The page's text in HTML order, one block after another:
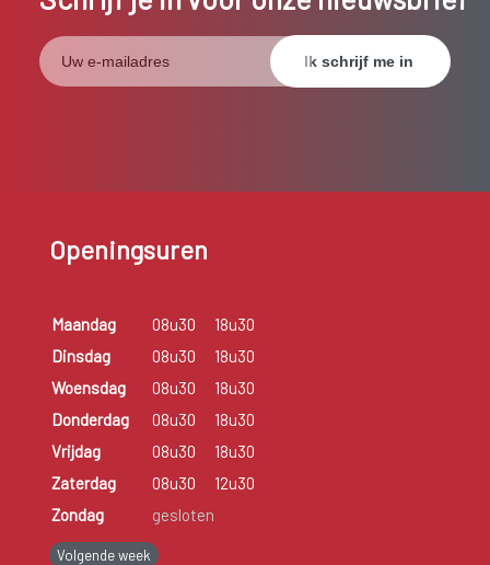
Openingsuren
Maandag 08u30
18u30
Dinsdag
08u30
18u30
Woensdag
08u30
18u30
Donderdag
08u30
18u30
Vrijdag
08u30
18u30
Zaterdag
08u30
12u30
Zondag
gesloten
Volgende week